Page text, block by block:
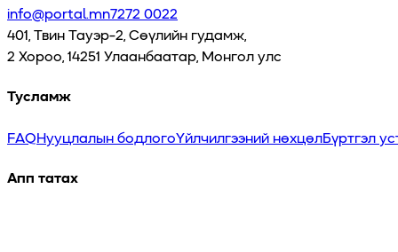
info@portal.mn7272 0022
401, Твин Тауэр-2, Сөүлийн гудамж,
2 Хороо, 14251 Улаанбаатар, Монгол улс
Тусламж
FAQНууцлалын бодлогоҮйлчилгээний нөхцөлБүртгэл
Апп татах